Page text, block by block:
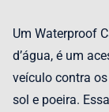
Um Waterproof
d’água, é um
veículo contra
sol e poeira.